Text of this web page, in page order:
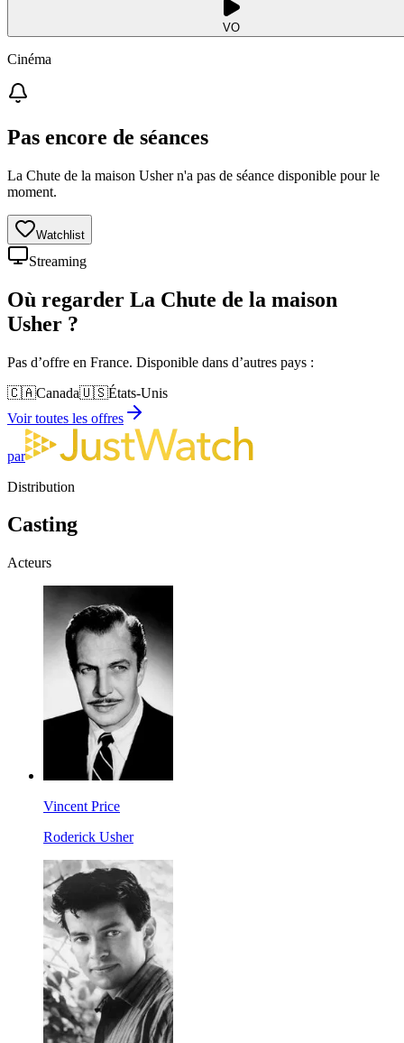
VO
Cinéma
Pas encore de séances
La Chute de la maison Usher n'a pas de séance disponible pour le
moment.
Watchlist
Streaming
Où regarder La Chute de la maison
Usher ?
Pas d’offre en France. Disponible dans d’autres pays :
🇨🇦Canada🇺🇸États-Unis
Voir toutes les offres
par
Distribution
Casting
Acteurs
Vincent Price
Roderick Usher